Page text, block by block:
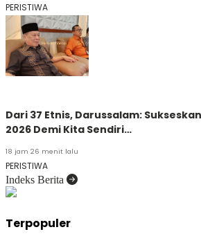
PERISTIWA
Dari 37 Etnis, Darussalam:
2026 Demi Kita Sendiri…
18 jam 26 menit lalu
PERISTIWA
Indeks Berita
Terpopuler